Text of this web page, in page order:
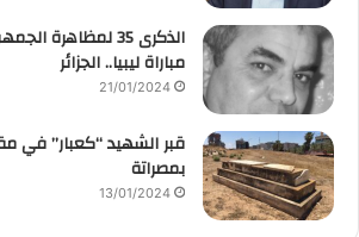
الذكرى 35 لمظاهرة
مباراة ليبيا.. الجزائر
21/01/2024
قبر الشهيد “كعبار” في
بمصراتة
13/01/2024